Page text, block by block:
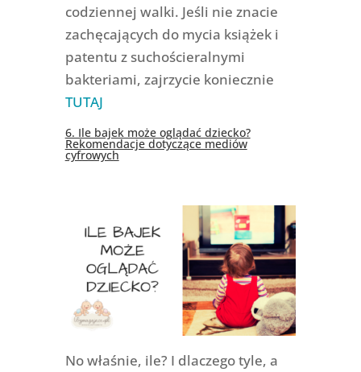
codziennej walki. Jeśli nie znacie
zachęcających do mycia książek i
patentu z suchościeralnymi
bakteriami, zajrzycie koniecznie
TUTAJ
6. Ile bajek może oglądać dziecko?
Rekomendacje dotyczące mediów
cyfrowych
No właśnie, ile? I dlaczego tyle, a